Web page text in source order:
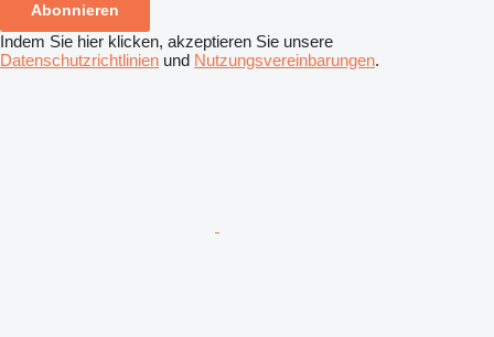
Abonnieren
Indem Sie hier klicken, akzeptieren Sie unsere
Datenschutzrichtlinien und Nutzungsvereinbarungen.